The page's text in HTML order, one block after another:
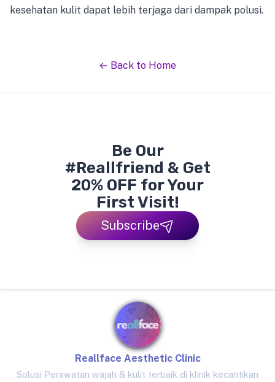
kesehatan kulit dapat lebih terjaga dari dampak polusi.
← Back to Home
Be Our
#Reallfriend & Get
20% OFF for Your
First Visit!
Subscribe
Reallface Aesthetic Clinic
Solusi Perawatan wajah & kulit terbaik di klinik kecantikan